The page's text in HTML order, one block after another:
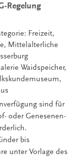
Regelung
Freizeit,
Mittelalterliche
Waidspeicher,
sind für
oder Genesenen-
bis
unter Vorlage des